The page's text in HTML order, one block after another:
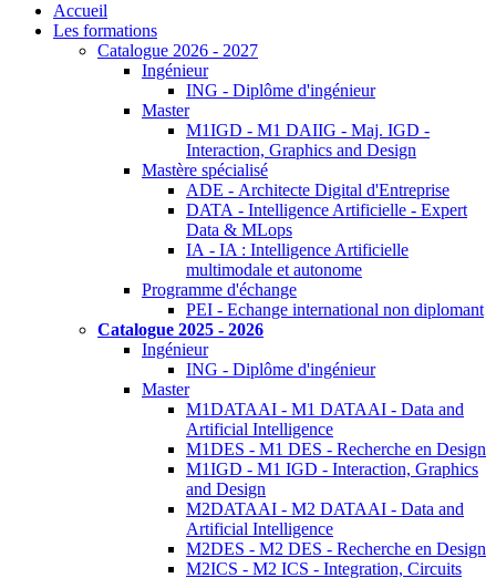
Accueil
Les formations
Catalogue 2026 - 2027
Ingénieur
ING - Diplôme d'ingénieur
Master
M1IGD - M1 DAIIG - Maj. IGD -
Interaction, Graphics and Design
Mastère spécialisé
ADE - Architecte Digital d'Entreprise
DATA - Intelligence Artificielle - Expert
Data & MLops
IA - IA : Intelligence Artificielle
multimodale et autonome
Programme d'échange
PEI - Echange international non diplomant
Catalogue 2025 - 2026
Ingénieur
ING - Diplôme d'ingénieur
Master
M1DATAAI - M1 DATAAI - Data and
Artificial Intelligence
M1DES - M1 DES - Recherche en Design
M1IGD - M1 IGD - Interaction, Graphics
and Design
M2DATAAI - M2 DATAAI - Data and
Artificial Intelligence
M2DES - M2 DES - Recherche en Design
M2ICS - M2 ICS - Integration, Circuits